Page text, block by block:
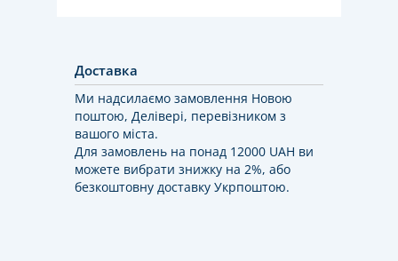
Доставка
Ми надсилаємо замовлення Новою
поштою, Делівері, перевізником з
вашого міста.
Для замовлень на понад 12000 UAH ви
можете вибрати знижку на 2%, або
безкоштовну доставку Укрпоштою.